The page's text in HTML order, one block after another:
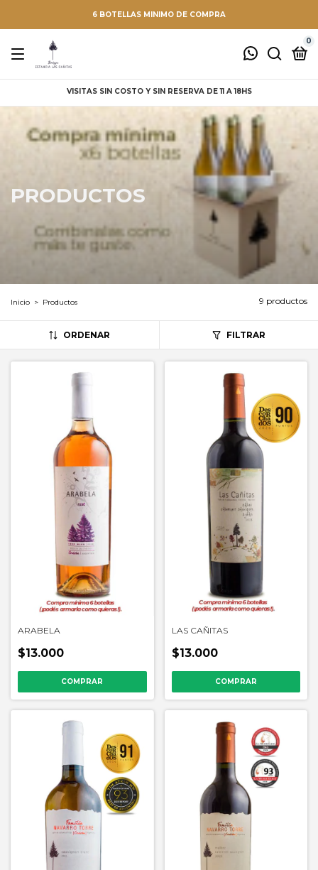
6 BOTELLAS MINIMO DE COMPRA
0
VISITAS SIN COSTO Y SIN RESERVA DE 11 A 18HS
PRODUCTOS
Inicio > Productos 9 productos
ORDENAR FILTRAR
ARABELA
$13.000
LAS CAÑITAS
$13.000